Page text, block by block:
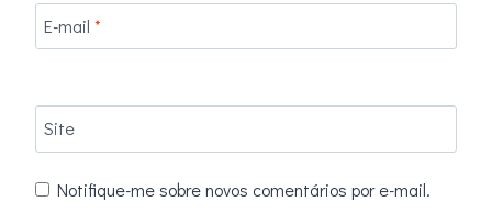
E-mail *
Site
Notifique-me sobre novos comentários por e-mail.